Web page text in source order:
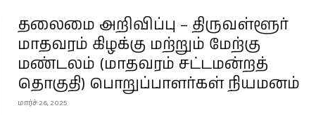
தலைமை அறிவிப்பு – திருவள்ளூர்
மாதவரம் கிழக்கு மற்றும் மேற்கு
மண்டலம் (மாதவரம் சட்டமன்றத்
தொகுதி) பொறுப்பாளர்கள் நியமனம்
மார்ச் 26, 2025